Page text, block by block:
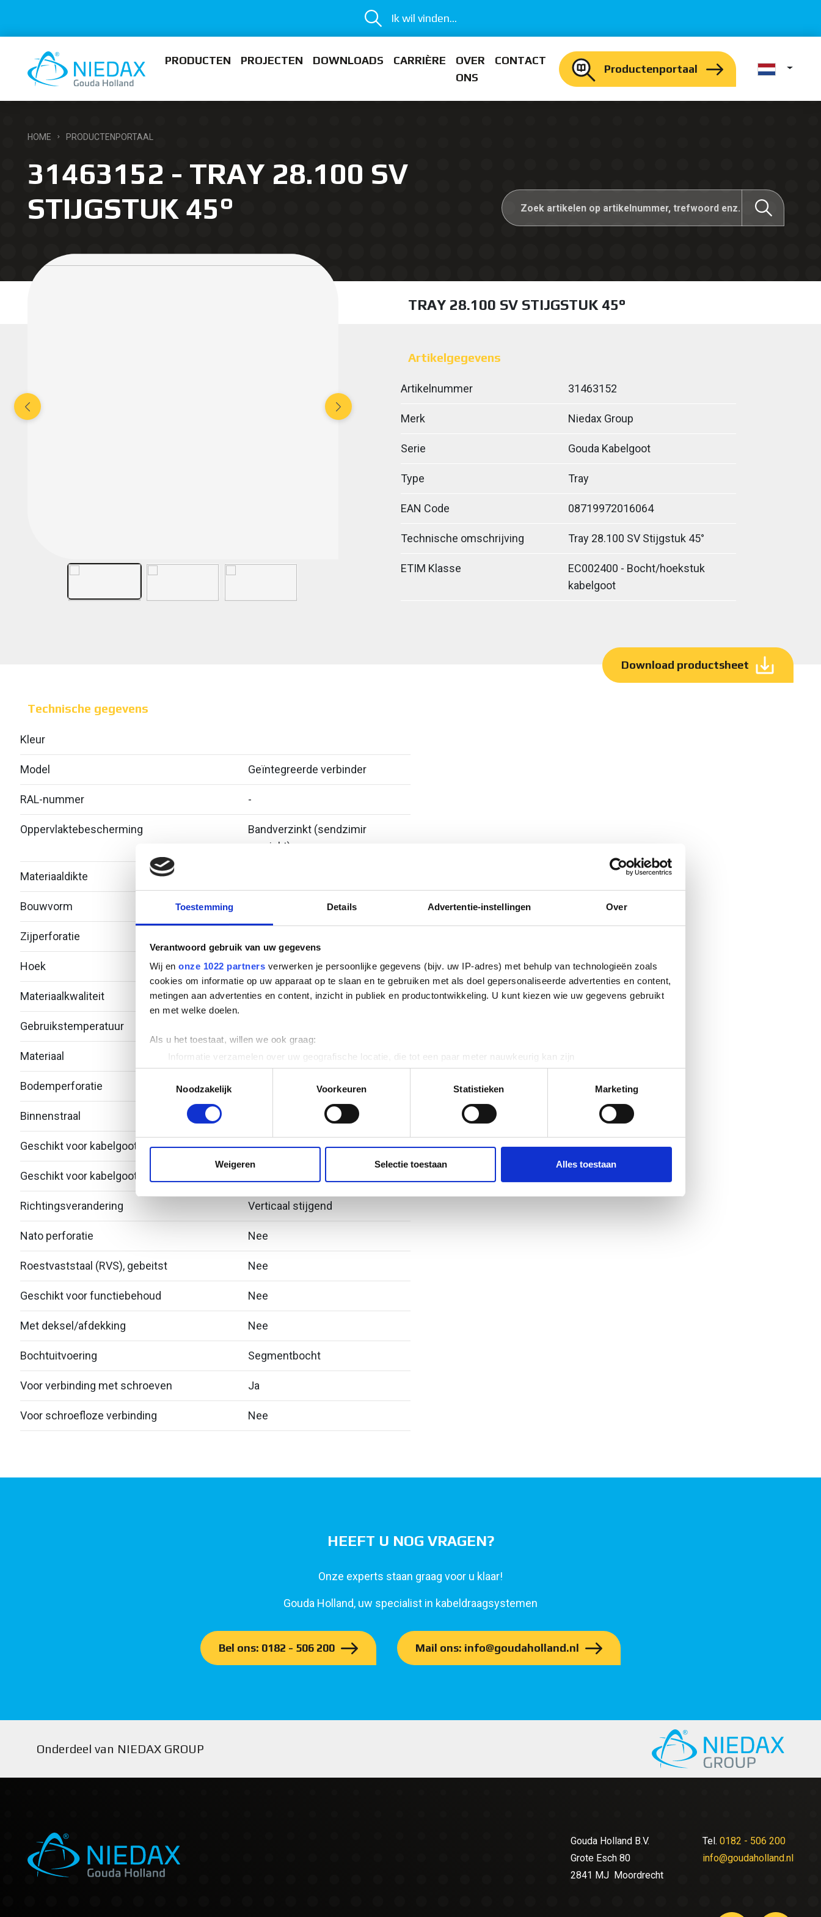
Toestemming Details Advertentie-instellingen Over
Verantwoord gebruik van uw gegevens
Wij en onze 1022 partners verwerken je persoonlijke gegevens (bijv. uw IP-adres) met behulp van technologieën zoals
cookies om informatie op uw apparaat op te slaan en te gebruiken met als doel gepersonaliseerde advertenties en content,
metingen aan advertenties en content, inzicht in publiek en productontwikkeling. U kunt kiezen wie uw gegevens gebruikt
en met welke doelen.
Als u het toestaat, willen we ook graag:
Informatie verzamelen over uw geografische locatie, die tot een paar meter nauwkeurig kan zijn
Uw apparaat identificeren door het actief te scannen op specifieke eigenschappen (fingerprinting)
Lees meer over hoe uw persoonlijke gegevens worden verwerkt en stel uw voorkeuren in het
detailgedeeltein. U kunt uw
toestemming op elk moment wijzigen of intrekken in de Cookieverklaring.
websiteverkeer te analyseren. Ook delen we informatie over uw gebruik van onze site met onze partners voor social
media, adverteren en analyse. Deze partners kunnen deze gegevens combineren met andere informatie die u aan ze heeft
Noodzakelijk
Voorkeuren Statistieken Marketing
Weigeren Selectie toestaan Alles toestaan
Ik wil vinden...
PRODUCTEN PROJECTEN DOWNLOADS CARRIÈRE
OVER
ONS
CONTACT
Productenportaal
HOME PRODUCTENPORTAAL
31463152 - TRAY 28.100 SV
STIJGSTUK 45°
TRAY 28.100 SV STIJGSTUK 45°
Artikelgegevens
Artikelnummer 31463152
Merk Niedax Group
Serie Gouda Kabelgoot
Type Tray
EAN Code 08719972016064
Technische omschrijving Tray 28.100 SV Stijgstuk 45°
ETIM Klasse
EC002400 - Bocht/hoekstuk
kabelgoot
Download productsheet
Technische gegevens
Kleur
Model Geïntegreerde verbinder
RAL-nummer -
Oppervlaktebescherming
Bandverzinkt (sendzimir
verzinkt)
Materiaaldikte
Bouwvorm
Zijperforatie
Hoek 45°
Materiaalkwaliteit Overig
Gebruikstemperatuur
Materiaal Staal
Bodemperforatie
Binnenstraal
Geschikt voor kabelgootbreedte 100
Geschikt voor kabelgoothoogte
Richtingsverandering Verticaal stijgend
Nato perforatie Nee
Roestvaststaal (RVS), gebeitst Nee
Geschikt voor functiebehoud Nee
Met deksel/afdekking Nee
Bochtuitvoering Segmentbocht
Voor verbinding met schroeven Ja
Voor schroefloze verbinding Nee
HEEFT U NOG VRAGEN?
Onze experts staan graag voor u klaar!
Gouda Holland, uw specialist in kabeldraagsystemen
Bel ons: 0182 - 506 200 Mail ons: info@goudaholland.nl
Onderdeel van NIEDAX GROUP
Gouda Holland B.V.
Grote Esch 80
2841 MJ Moordrecht
Tel. 0182 - 506 200
info@goudaholland.nl